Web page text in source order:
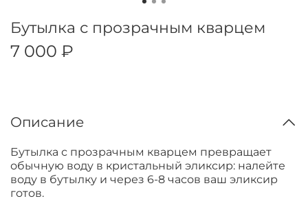
Бутылка с прозрачным кварцем
7 000 ₽
Описание
Бутылка с прозрачным кварцем превращает
обычную воду в кристальный эликсир: налейте
воду в бутылку и через 6-8 часов ваш эликсир
готов.